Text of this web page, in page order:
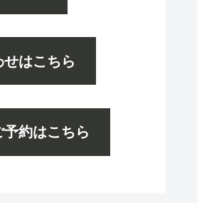
はこちら
約はこちら